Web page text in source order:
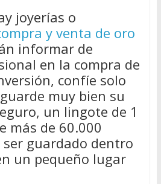
joyerías o
y venta de oro
informar de
en la compra de
confíe solo
muy bien su
un lingote de 1
más de 60.000
ser guardado dentro
un pequeño lugar